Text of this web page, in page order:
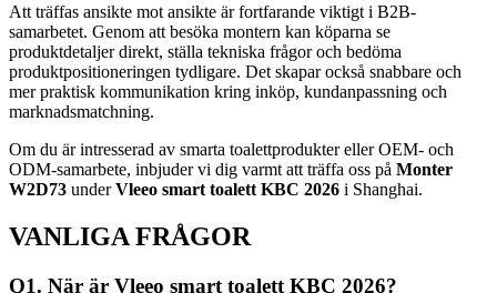
Att träffas ansikte mot ansikte är fortfarande viktigt i B2B-
samarbetet. Genom att besöka montern kan köparna se
produktdetaljer direkt, ställa tekniska frågor och bedöma
produktpositioneringen tydligare. Det skapar också snabbare och
mer praktisk kommunikation kring inköp, kundanpassning och
marknadsmatchning.
Om du är intresserad av smarta toalettprodukter eller OEM- och
ODM-samarbete, inbjuder vi dig varmt att träffa oss på Monter
W2D73 underVleeo smart toalett KBC 2026 i Shanghai.
VANLIGA FRÅGOR
Q1. När är Vleeo smart toalett KBC 2026?